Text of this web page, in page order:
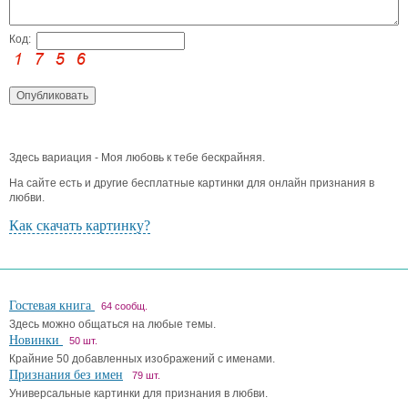
Код:
Здесь вариация - Моя любовь к тебе бескрайняя.
На сайте есть и другие бесплатные картинки для онлайн признания в
любви.
Как скачать картинку?
Гостевая книга 64 сообщ.
Здесь можно общаться на любые темы.
Новинки 50 шт.
Крайние 50 добавленных изображений с именами.
Признания без имен 79 шт.
Универсальные картинки для признания в любви.